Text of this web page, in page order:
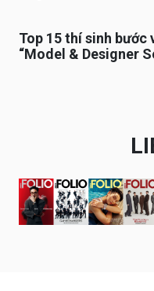
Top 15 thí sinh bước
“Model & Designer